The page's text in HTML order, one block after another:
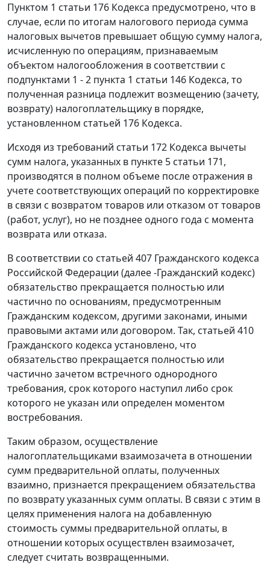
Пунктом 1 статьи 176 Кодекса предусмотрено, что в
случае, если по итогам налогового периода сумма
налоговых вычетов превышает общую сумму налога,
исчисленную по операциям, признаваемым
объектом налогообложения в соответствии с
подпунктами 1 - 2 пункта 1 статьи 146 Кодекса, то
полученная разница подлежит возмещению (зачету,
возврату) налогоплательщику в порядке,
установленном статьей 176 Кодекса.
Исходя из требований статьи 172 Кодекса вычеты
сумм налога, указанных в пункте 5 статьи 171,
производятся в полном объеме после отражения в
учете соответствующих операций по корректировке
в связи с возвратом товаров или отказом от товаров
(работ, услуг), но не позднее одного года с момента
возврата или отказа.
В соответствии со статьей 407 Гражданского кодекса
Российской Федерации (далее -Гражданский кодекс)
обязательство прекращается полностью или
частично по основаниям, предусмотренным
Гражданским кодексом, другими законами, иными
правовыми актами или договором. Так, статьей 410
Гражданского кодекса установлено, что
обязательство прекращается полностью или
частично зачетом встречного однородного
требования, срок которого наступил либо срок
которого не указан или определен моментом
востребования.
Таким образом, осуществление
налогоплательщиками взаимозачета в отношении
сумм предварительной оплаты, полученных
взаимно, признается прекращением обязательства
по возврату указанных сумм оплаты. В связи с этим в
целях применения налога на добавленную
стоимость суммы предварительной оплаты, в
отношении которых осуществлен взаимозачет,
следует считать возвращенными.